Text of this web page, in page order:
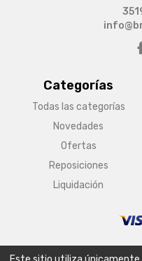
Categorías
Todas las categorías
Novedades
Ofertas
Reposiciones
Liquidación